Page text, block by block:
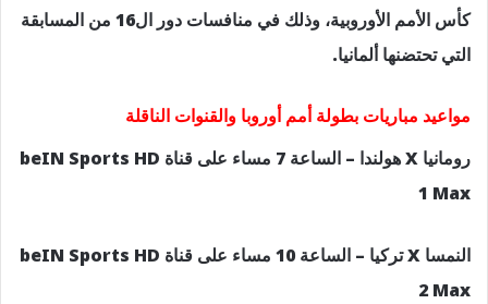
كأس الأمم الأوروبية، وذلك في منافسات دور ال16 من المسابقة
التي تحتضنها ألمانيا.
مواعيد مباريات بطولة أمم أوروبا والقنوات الناقلة
رومانيا X هولندا – الساعة 7 مساء على قناة beIN Sports HD
1 Max
النمسا X تركيا – الساعة 10 مساء على قناة beIN Sports HD
2 Max